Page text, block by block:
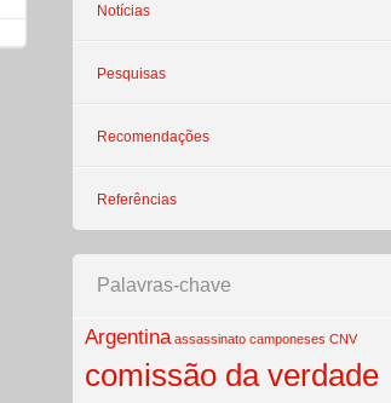
Notícias
Pesquisas
Recomendações
Referências
Palavras-chave
Argentina assassinato camponeses CNV
comissão da verdade